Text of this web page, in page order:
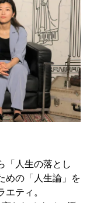
「人生の落とし
めの「人生論」を
ティ。